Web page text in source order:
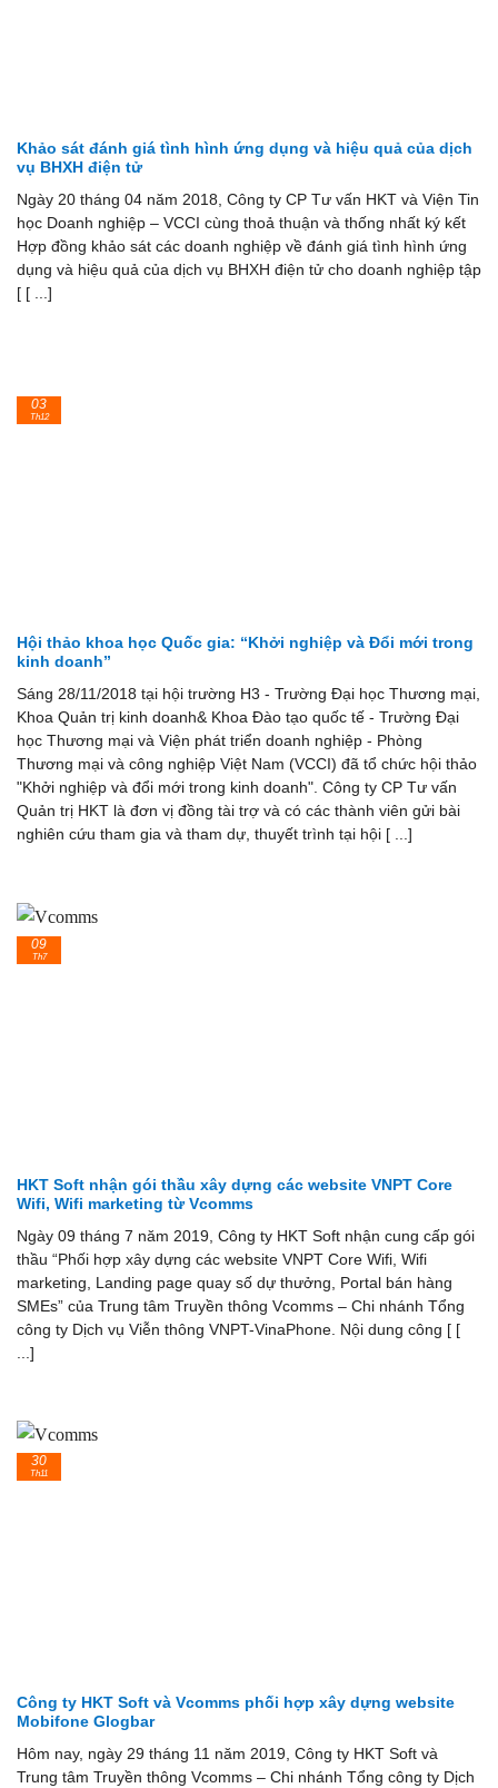
Khảo sát đánh giá tình hình ứng dụng và hiệu quả của dịch
vụ BHXH điện tử
Ngày 20 tháng 04 năm 2018, Công ty CP Tư vấn HKT và Viện Tin
học Doanh nghiệp – VCCI cùng thoả thuận và thống nhất ký kết
Hợp đồng khảo sát các doanh nghiệp về đánh giá tình hình ứng
dụng và hiệu quả của dịch vụ BHXH điện tử cho doanh nghiệp tập
[ [ ...]
Hội thảo khoa học Quốc gia: “Khởi nghiệp và Đổi mới trong
kinh doanh”
Sáng 28/11/2018 tại hội trường H3 - Trường Đại học Thương mại,
Khoa Quản trị kinh doanh& Khoa Đào tạo quốc tế - Trường Đại
học Thương mại và Viện phát triển doanh nghiệp - Phòng
Thương mại và công nghiệp Việt Nam (VCCI) đã tổ chức hội thảo
"Khởi nghiệp và đổi mới trong kinh doanh". Công ty CP Tư vấn
Quản trị HKT là đơn vị đồng tài trợ và có các thành viên gửi bài
nghiên cứu tham gia và tham dự, thuyết trình tại hội [ ...]
03
Th12
HKT Soft nhận gói thầu xây dựng các website VNPT Core
Wifi, Wifi marketing từ Vcomms
Ngày 09 tháng 7 năm 2019, Công ty HKT Soft nhận cung cấp gói
thầu “Phối hợp xây dựng các website VNPT Core Wifi, Wifi
marketing, Landing page quay số dự thưởng, Portal bán hàng
SMEs” của Trung tâm Truyền thông Vcomms – Chi nhánh Tổng
công ty Dịch vụ Viễn thông VNPT-VinaPhone. Nội dung công [ [
...]
09
Th7
Công ty HKT Soft và Vcomms phối hợp xây dựng website
Mobifone Glogbar
Hôm nay, ngày 29 tháng 11 năm 2019, Công ty HKT Soft và
Trung tâm Truyền thông Vcomms – Chi nhánh Tổng công ty Dịch
30
Th11